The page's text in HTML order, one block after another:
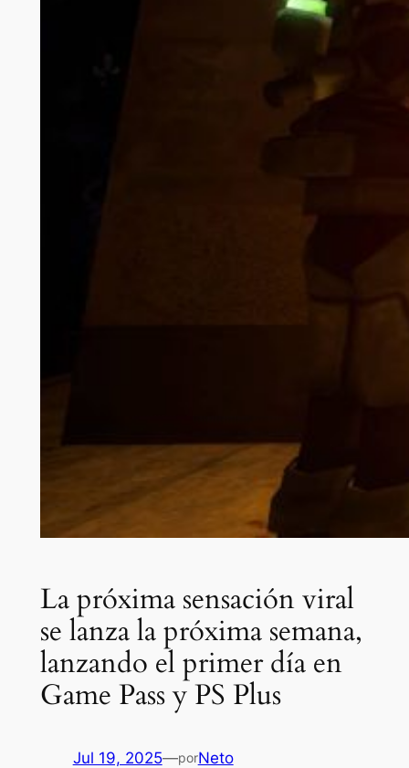
La próxima sensación viral
se lanza la próxima semana,
lanzando el primer día en
Game Pass y PS Plus
Jul 19, 2025—porNeto